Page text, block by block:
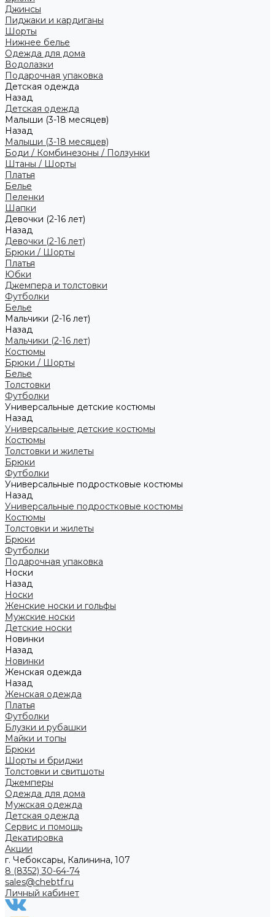
Джинсы
Пиджаки и кардиганы
Шорты
Нижнее белье
Одежда для дома
Водолазки
Подарочная упаковка
Детская одежда
Назад
Детская одежда
Малыши (3-18 месяцев)
Назад
Малыши (3-18 месяцев)
Боди / Комбинезоны / Ползунки
Штаны / Шорты
Платья
Белье
Пеленки
Шапки
Девочки (2-16 лет)
Назад
Девочки (2-16 лет)
Брюки / Шорты
Платья
Юбки
Джемпера и толстовки
Футболки
Белье
Мальчики (2-16 лет)
Назад
Мальчики (2-16 лет)
Костюмы
Брюки / Шорты
Белье
Толстовки
Футболки
Универсальные детские костюмы
Назад
Универсальные детские костюмы
Костюмы
Толстовки и жилеты
Брюки
Футболки
Универсальные подростковые костюмы
Назад
Универсальные подростковые костюмы
Костюмы
Толстовки и жилеты
Брюки
Футболки
Подарочная упаковка
Носки
Назад
Носки
Женские носки и гольфы
Мужские носки
Детские носки
Новинки
Назад
Новинки
Женская одежда
Назад
Женская одежда
Платья
Футболки
Блузки и рубашки
Майки и топы
Брюки
Шорты и бриджи
Толстовки и свитшоты
Джемперы
Одежда для дома
Мужская одежда
Детская одежда
Сервис и помощь
Декатировка
Акции
г. Чебоксары, Калинина, 107
8 (8352) 30-64-74
sales@chebtf.ru
Личный кабинет